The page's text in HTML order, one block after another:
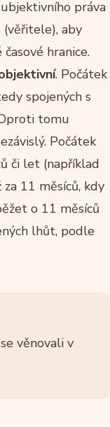
práva
aby
hranice.
. Počátek
spojených s
tomu
Počátek
či let (například
11 měsíců, kdy
o 11 měsíců
lhůt, podle
věnovali v